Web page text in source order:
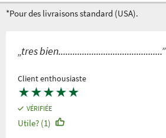
*Pour des livraisons standard (USA).
„tres bien............................................”
Client enthousiaste
★★★★★
VÉRIFIÉE
Utile? (1)